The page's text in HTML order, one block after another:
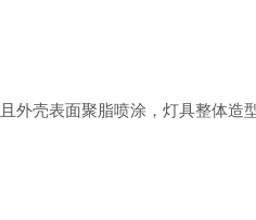
壳表面聚脂喷涂，灯具整体造型